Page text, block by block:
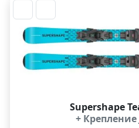
Supershape
+ Крепление